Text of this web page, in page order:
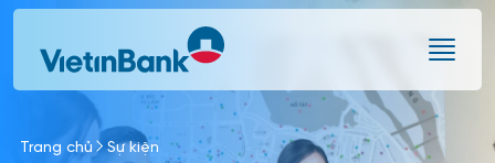
Skip to Main Content
Trang chủ Sự kiện